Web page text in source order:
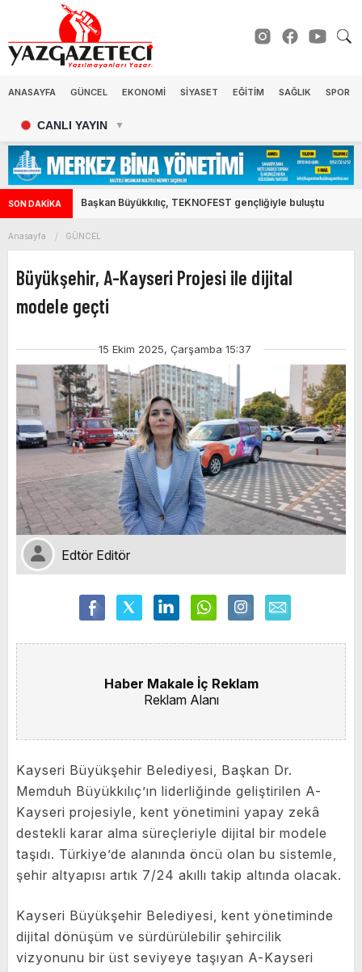
ANASAYFA GÜNCEL EKONOMİ SİYASET EĞİTİM SAĞLIK SPOR
CANLI YAYIN ▼
SON DAKİKA Başkan Büyükkılıç, TEKNOFEST gençliğiyle buluştu
Anasayfa GÜNCEL
Büyükşehir, A-Kayseri Projesi ile dijital
modele geçti
15 Ekim 2025, Çarşamba 15:37
Edtör Editör
Haber Makale İç Reklam
Reklam Alanı
Kayseri Büyükşehir Belediyesi, Başkan Dr.
Memduh Büyükkılıç’ın liderliğinde geliştirilen A-
Kayseri projesiyle, kent yönetimini yapay zekâ
destekli karar alma süreçleriyle dijital bir modele
taşıdı. Türkiye’de alanında öncü olan bu sistemle,
şehir altyapısı artık 7/24 akıllı takip altında olacak.
Kayseri Büyükşehir Belediyesi, kent yönetiminde
dijital dönüşüm ve sürdürülebilir şehircilik
vizyonunu bir üst seviyeye taşıyan A-Kayseri